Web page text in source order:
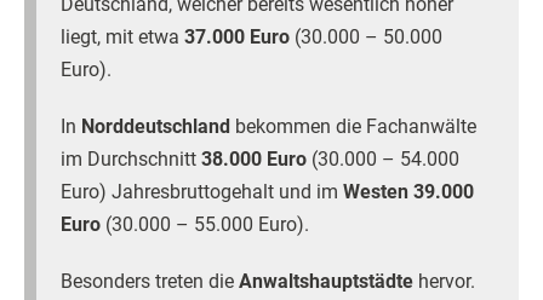
liegt, mit etwa 37.000 Euro (30.000 – 50.000
Euro).
In Norddeutschland bekommen die Fachanwälte
im Durchschnitt 38.000 Euro (30.000 – 54.000
Euro) Jahresbruttogehalt und im Westen 39.000
Euro (30.000 – 55.000 Euro).
Besonders treten die Anwaltshauptstädte hervor.